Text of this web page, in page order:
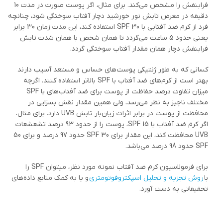
فرابنفش را مشخص می‌کند. برای مثال، اگر پوست صورت در مدت 10
دقیقه در معرض تابش نور خورشید دچار آفتاب سوختگی شود، چنانچه
فرد از کرم ضد آفتابی با 30 SPF استفاده کند، این مدت زمان 30 برابر
یعنی حدود 5 ساعت می‌گردد تا همان شخص با همان شدت تابش
فرابنفش دچار همان مقدار آفتاب سوختگی گردد.
کسانی که به طور ژنتیکی پوست‌های حساس و مستعد آسیب دارند
بهتر است از کرم‌های ضد آفتاب با SPF بالاتر استفاده کنند. اگرچه
میزان تفاوت درصد حفاظت از پوست برای ضد آفتاب‌های با SPF
مختلف ناچیز به نظر می‌رسد، ولی همین مقدار نقش بسزایی در
محافظت از پوست در برابر اثرات زیان‌بار تابش UVB دارد. برای مثال،
اگر کرم ضد آفتاب با 15 SPF، پوست را از حدود 93 درصد تشعشعات
UVB محافظت کند، این مقدار برای 30 SPF حدود 97 درصد و برای 50
SPF حدود 98 درصد می‌باشد.
برای فرمولاسیون کرم ضد آفتاب نمونه مورد نظر، می­توان SPF را
باروش تجزیه و تحلیل اسپکتروفوتومتریو یا به کمک منابع داده‌­های
تحقیقاتی به دست آورد.